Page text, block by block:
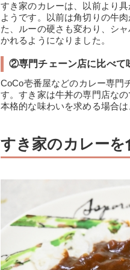
すき家のカレーは、以前より
ようです。以前は角切りの牛
た、ルーの硬さも変わり、シ
かれるようになりました。
②専門チェーン店に比べて
CoCo壱番屋などのカレー専門
す。すき家は牛丼の専門店な
本格的な味わいを求める場合
すき家のカレーを